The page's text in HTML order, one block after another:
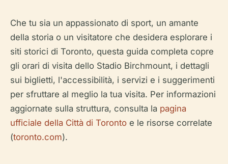
Che tu sia un appassionato di sport, un amante
della storia o un visitatore che desidera esplorare i
siti storici di Toronto, questa guida completa copre
gli orari di visita dello Stadio Birchmount, i dettagli
sui biglietti, l'accessibilità, i servizi e i suggerimenti
per sfruttare al meglio la tua visita. Per informazioni
aggiornate sulla struttura, consulta la pagina
ufficiale della Città di Toronto e le risorse correlate
(toronto.com).